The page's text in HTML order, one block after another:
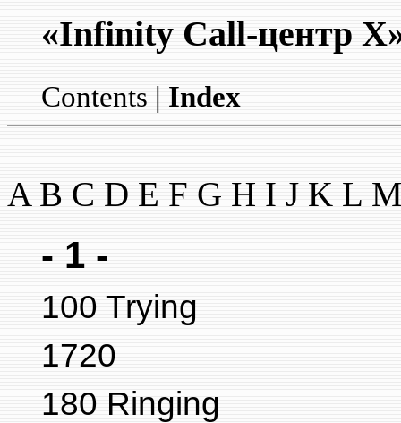
«Infinity Call-центр
Contents | Index
A B C D E F G H I J K L
- 1 -
100 Trying
1720
180 Ringing